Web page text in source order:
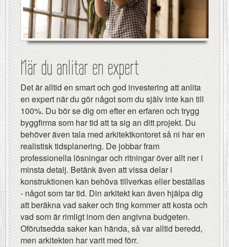
När du anlitar en expert
Det är alltid en smart och god investering att anlita
en expert när du gör något som du själv inte kan till
100%. Du bör se dig om efter en erfaren och trygg
byggfirma som har tid att ta sig an ditt projekt. Du
behöver även tala med arkitektkontoret så ni har en
realistisk tidsplanering. De jobbar fram
professionella lösningar och ritningar över allt ner i
minsta detalj. Betänk även att vissa delar i
konstruktionen kan behöva tillverkas eller beställas
- något som tar tid. Din arkitekt kan även hjälpa dig
att beräkna vad saker och ting kommer att kosta och
vad som är rimligt inom den angivna budgeten.
Oförutsedda saker kan hända, så var alltid beredd,
men arkitekten har varit med förr.